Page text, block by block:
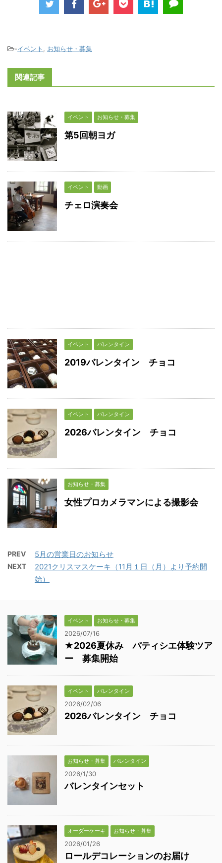
-イベント , お知らせ・募集
関連記事
イベント お知らせ・募集
第5回朝ヨガ
イベント 動画
チェロ演奏会
イベント バレンタイン
2019バレンタイン チョコ
イベント バレンタイン
2026バレンタイン チョコ
お知らせ・募集
女性プロカメラマンによる撮影会
PREV 5月の営業日のお知らせ
NEXT
2021クリスマスケーキ（11月１日（月）より予約開
始）
イベント お知らせ・募集
2026/07/16
★2026夏休み パティシエ体験ツア
ー 募集開始
イベント バレンタイン
2026/02/06
2026バレンタイン チョコ
お知らせ・募集 バレンタイン
2026/1/30
バレンタインセット
オーダーケーキ お知らせ・募集
2026/01/26
ロールデコレーションのお届け